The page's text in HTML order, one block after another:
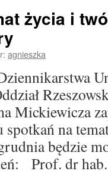
życia i
agnieszka
Mickiewicza
na
będzie
Prof. dr